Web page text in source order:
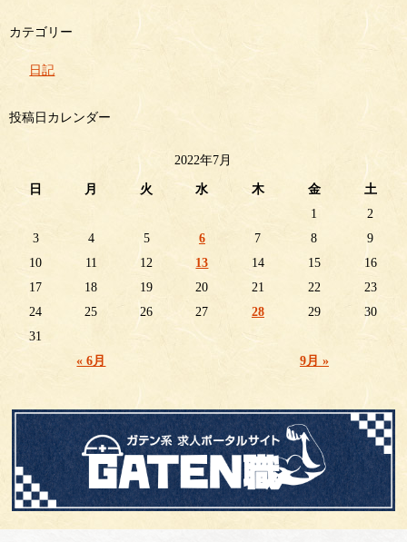
カテゴリー
日記
投稿日カレンダー
2022年7月
日 月 火 水 木 金 土
« 6月 9月 »
1
2
3
4 5 6 7 8
9
10
11 12 13 14 15
16
17
18 19 20 21 22
23
24
25 26 27 28 29
30
31